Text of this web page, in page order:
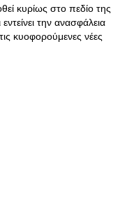
κυρίως στο πεδίο της
την ανασφάλεια
κυοφορούμενες νέες